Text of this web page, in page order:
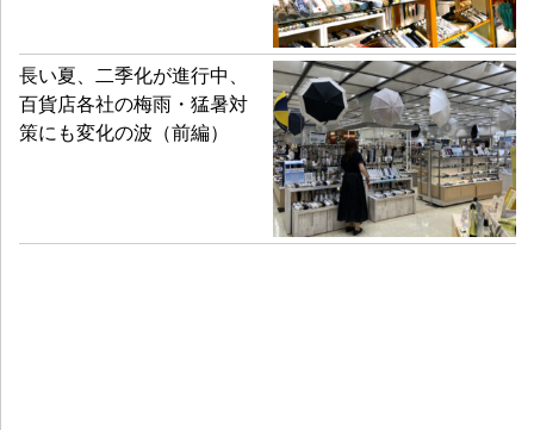
長い夏、二季化が進行中、
百貨店各社の梅雨・猛暑対
策にも変化の波（前編）